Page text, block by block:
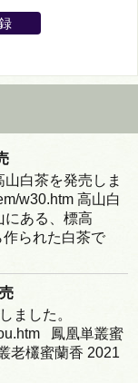
白茶を発売しま
w30.htm 高山白
にある、標高
られた白茶で
ました。
鳳凰単叢蜜
老欉蜜蘭香 2021